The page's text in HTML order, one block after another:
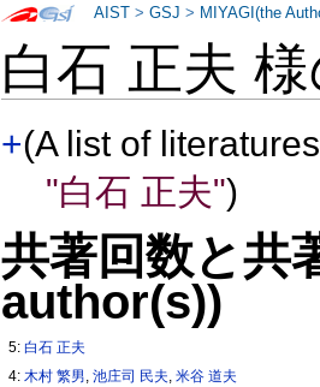
白石 正夫
+(A list of
"白石 正夫")
共著回数と共
author(s))
5:白石 正夫
4:木村 繁男,池庄司 民夫,米谷 道夫
AIST >GSJ > MIYAGI(the